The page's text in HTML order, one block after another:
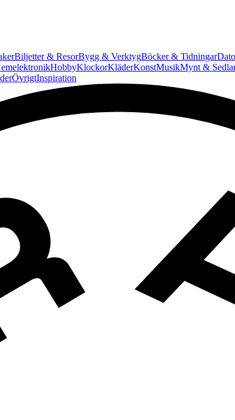
Biljetter & ResorBygg & VerktygBöcker & Tidningar
HobbyKlockorKläderKonstMusikMynt &
ÖvrigtInspiration